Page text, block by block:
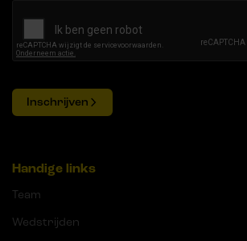
Inschrijven
Handige links
Team
Wedstrijden